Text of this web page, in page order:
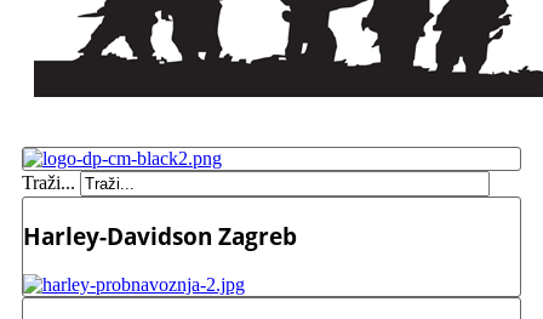
Traži...
Harley-Davidson Zagreb